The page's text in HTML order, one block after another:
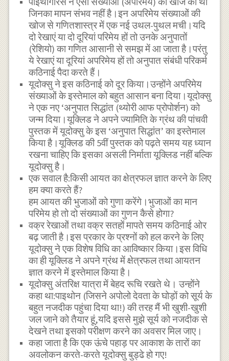
जिनका मापन संभव नहीं है।इन अपरिमेय संख्याओं की
खोज से गणितशास्त्र में एक नई उथल-पुथल मची।यदि
दो रेखाएं या दो दूरियां परिमेय हों तो उनके अनुपातों
(रेशियो) का गणित आसानी से समझ में आ जाता है।परंतु
ये रेखाएं या दूरियां अपरिमेय हों तो अनुपात संबंधी परिकर्म
कठिनाई पैदा करते हैं।
यूदोक्सु ने इस कठिनाई को दूर किया।उन्होंने अपरिमेय
संख्याओं के इस्तेमाल को बहुत आसान बना दिया।यूदोक्सु
ने एक नए ‘अनुपात सिद्धांत (थ्योरी आफ प्रोपोर्शन) को
जन्म दिया।यूक्लिड ने अपने ज्यामिति के ग्रंथ की पांचवी
पुस्तक में यूदोक्सु के इस ‘अनुपात सिद्धांत’ का इस्तेमाल
किया है।यूक्लिड की 5वीं पुस्तक को पढ़ते समय यह ध्यान
रखना चाहिए कि इसका असली निर्माता यूक्लिड नहीं बल्कि
यूदोक्सु है।
एक सवाल है:किसी आयत का क्षेत्रफल ज्ञात करने के लिए
हम क्या करते हैं?
हम आयत की भुजाओं को गुणा करेंगे।भुजाओं का मान
परिमेय हो तो दो संख्याओं का गुणन कैसे होगा?
वक्र रेखाओं तथा वक्र सतहों मापते समय कठिनाई ओर
बढ़ जाती है।इस प्रकार के प्रश्नों को हल करने के लिए
यूदोक्सु ने एक विशेष विधि का आविष्कार किया।इस विधि
का ही यूक्लिड ने अपने ग्रंथ में क्षेत्रफल तथा आयतन
ज्ञात करने में इस्तेमाल किया है।
यूदोक्सु अंतरिक्ष यात्रा में बेहद रूचि रखते थे। उन्होंने
कहा था:पाइथोन (जिसने अपोलो देवता के घोड़ों को सूर्य के
बहुत नजदीक पहुंचा दिया था!) की तरह मैं भी खुशी-खुशी
जल जाने को तैयार हूं,यदि इससे मुझे सूर्य को नजदीक से
देखने तथा इसको परीक्षण करने का अवसर मिल जाए।
कहा जाता है कि एक ऊंचे पहाड़ पर आकाश के तारों का
अवलोकन करते-करते यूदोक्सु बुड्ढे हो गए!